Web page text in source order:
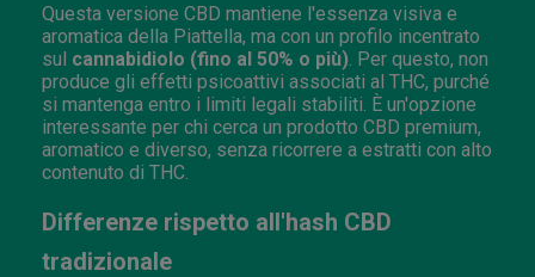
Questa versione CBD mantiene l'essenza visiva e
aromatica della Piattella, ma con un profilo incentrato
sul cannabidiolo (fino al 50% o più) . Per questo, non
produce gli effetti psicoattivi associati al THC, purché
si mantenga entro i limiti legali stabiliti. È un'opzione
interessante per chi cerca un prodotto CBD premium,
aromatico e diverso, senza ricorrere a estratti con alto
contenuto di THC.
Differenze rispetto all'hash CBD
tradizionale